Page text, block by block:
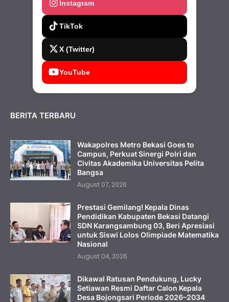
Instagram
TikTok
X (Twitter)
YouTube
BERITA TERBARU
Wakapolres Metro Bekasi Goes to
Campus, Perkuat Sinergi Polri dan
Civitas Akademika Universitas Pelita
Bangsa
August 07, 2026
Prestasi Gemilang! Kepala Dinas
Pendidikan Kabupaten Bekasi Datangi
SDN Karangsambung 03, Beri Apresiasi
untuk Siswi Lolos Olimpiade Matematika
Nasional
August 04, 2026
Dikawal Ratusan Pendukung, Lucky
Setiawan Resmi Daftar Calon Kepala
Desa Bojongsari Periode 2026–2034